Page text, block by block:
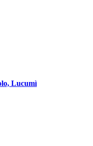
Lucumì